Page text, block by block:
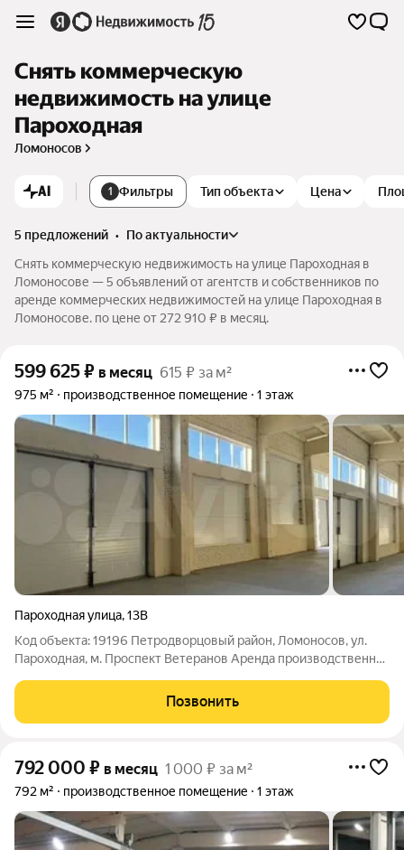
Снять коммерческую
недвижимость на улице
Пароходная
Ломоносов
AI 1 Фильтры Тип объекта Цена
5 предложений •
по актуальности
Снять коммерческую недвижимость на улице Пароходная в
Ломоносове — 5 объявлений от агентств и собственников по
аренде коммерческих недвижимостей на улице Пароходная в
Ломоносове. по цене от 272 910 ₽ в месяц.
599 625₽ в месяц 615 ₽ за м²
975 м² производственное помещение 1 этаж
Пароходная улица,13В
Код объекта: 19196 Петродворцовый район, Ломоносов, ул.
Пароходная, м. Проспект Ветеранов Аренда производственно-
производственнo-склaдское помещение, общая плoщaдь -
975,7 м. Высота потолков -
Позвонить
792 000 ₽ в месяц 1 000 ₽ за м²
792 м² производственное помещение 1 этаж